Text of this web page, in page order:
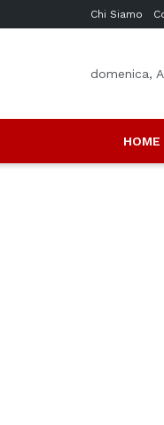
Chi Siamo
domenica,
HOME